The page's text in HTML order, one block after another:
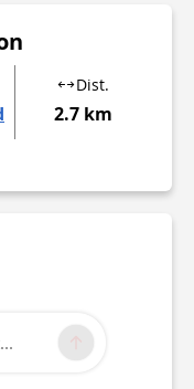
Dist.
2.7 km